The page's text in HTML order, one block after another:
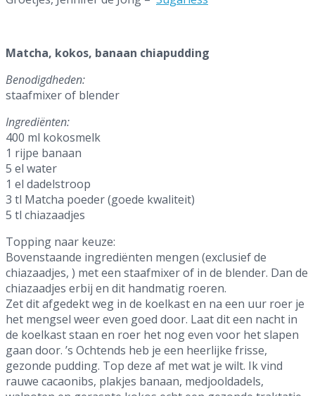
Matcha, kokos, banaan chiapudding
Benodigdheden:
staafmixer of blender
Ingrediënten:
400 ml kokosmelk
1 rijpe banaan
5 el water
1 el dadelstroop
3 tl Matcha poeder (goede kwaliteit)
5 tl chiazaadjes
Topping naar keuze:
Bovenstaande ingrediënten mengen (exclusief de
chiazaadjes, ) met een staafmixer of in de blender. Dan de
chiazaadjes erbij en dit handmatig roeren.
Zet dit afgedekt weg in de koelkast en na een uur roer je
het mengsel weer even goed door. Laat dit een nacht in
de koelkast staan en roer het nog even voor het slapen
gaan door. ’s Ochtends heb je een heerlijke frisse,
gezonde pudding. Top deze af met wat je wilt. Ik vind
rauwe cacaonibs, plakjes banaan, medjooldadels,